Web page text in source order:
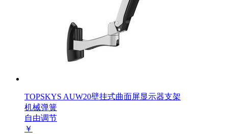
TOPSKYS AUW20壁挂式曲面屏显示器支架
机械弹簧
自由调节
￥